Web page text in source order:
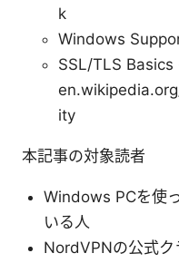
k
Windows
SSL/TLS Basics
ity
本記事の対象読者
Windows PCを使
いる人
NordVPNの公式ク